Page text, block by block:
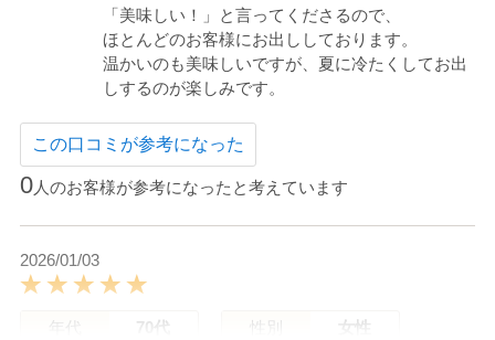
「美味しい！」と言ってくださるので、
ほとんどのお客様にお出ししております。
温かいのも美味しいですが、夏に冷たくしてお出
しするのが楽しみです。
この口コミが参考になった
0人のお客様が参考になったと考えています
2026/01/03
年代 70代 性別 女性